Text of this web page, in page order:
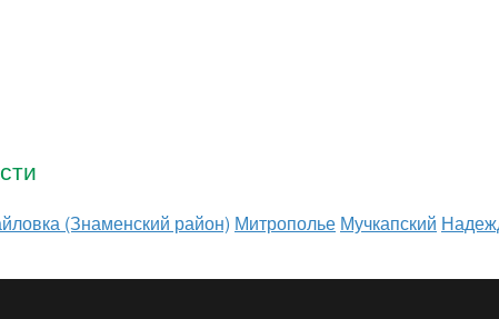
(Знаменский район) Митрополье Мучкапский